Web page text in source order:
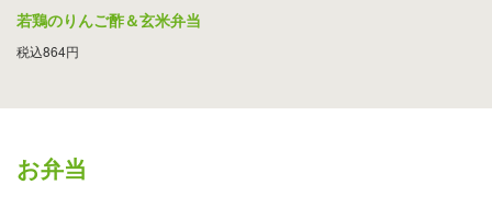
若鶏のりんご酢＆玄米弁当
税込864円
お弁当